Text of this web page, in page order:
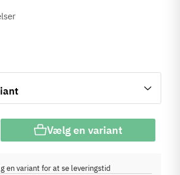
Vælg en variant
en variant for at se leveringstid